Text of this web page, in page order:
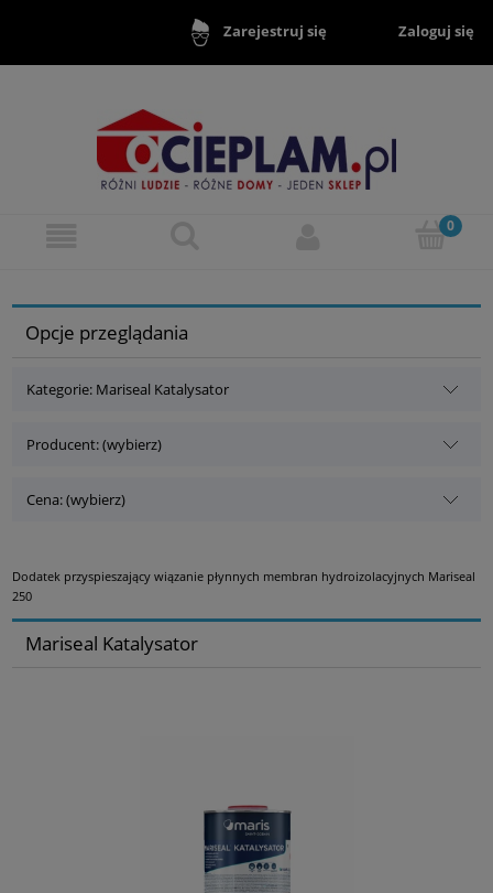
Zarejestruj się Zaloguj się
Opcje przeglądania
Kategorie: Mariseal Katalysator
Producent: (wybierz)
Cena: (wybierz)
Dodatek przyspieszający wiązanie płynnych membran hydroizolacyjnych Mariseal
250
Mariseal Katalysator